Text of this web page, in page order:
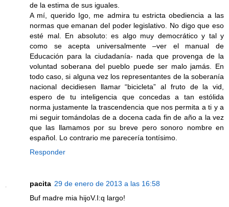
de la estima de sus iguales.
A mí, querido Igo, me admira tu estricta obediencia a las
normas que emanan del poder legislativo. No digo que eso
esté mal. En absoluto: es algo muy democrático y tal y
como se acepta universalmente –ver el manual de
Educación para la ciudadanía- nada que provenga de la
voluntad soberana del pueblo puede ser malo jamás. En
todo caso, si alguna vez los representantes de la soberanía
nacional decidiesen llamar “bicicleta” al fruto de la vid,
espero de tu inteligencia que concedas a tan estólida
norma justamente la trascendencia que nos permita a ti y a
mi seguir tomándolas de a docena cada fin de año a la vez
que las llamamos por su breve pero sonoro nombre en
español. Lo contrario me parecería tontísimo.
Responder
pacita 29 de enero de 2013 a las 16:58
Buf madre mia hijoV.I:q largo!